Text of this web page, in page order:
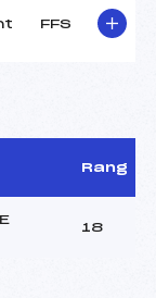
FFS
Rang
18